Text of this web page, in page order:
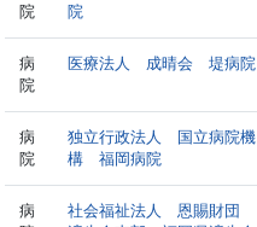
院
院
病
院
医療法人 成晴会 堤病院
病
院
独立行政法人 国立病院機
構 福岡病院
病
社会福祉法人 恩賜財団